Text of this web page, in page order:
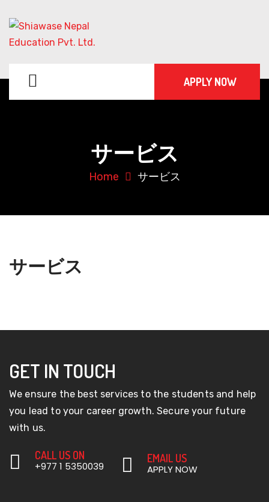
APPLY NOW
サービス
Home サービス
サービス
GET IN TOUCH
We ensure the best services to the students and help
you lead to your career growth. Secure your future
with us.
CALL US ON
+977 1 5350039
EMAIL US
APPLY NOW